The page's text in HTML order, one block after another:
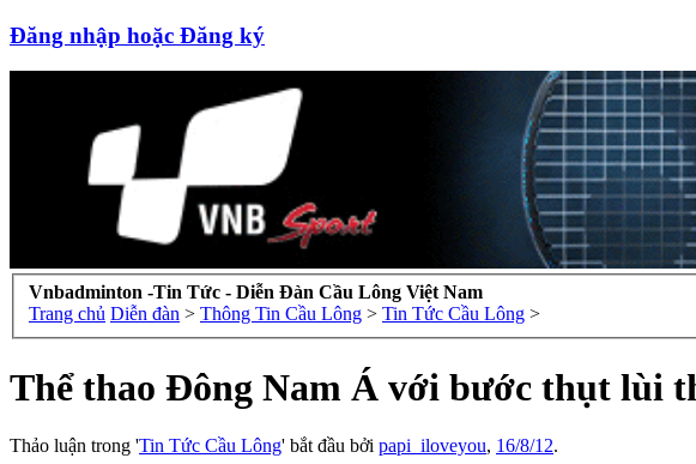
Đăng nhập hoặc Đăng ký
Vnbadminton -Tin Tức - Diễn Đàn Cầu Lông Việt Nam
Trang chủ Diễn đàn > Thông Tin Cầu Lông > Tin Tức Cầu Lông >
Thể thao Đông Nam Á với bước thụt lùi
Thảo luận trong 'Tin Tức Cầu Lông' bắt đầu bởi papi_iloveyou, 16/8/12.